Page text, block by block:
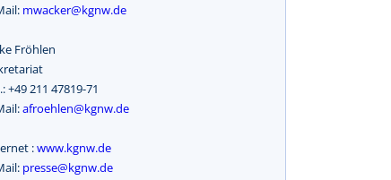
mwacker@kgnw.de
Fröhlen
+49 211 47819-71
afroehlen@kgnw.de
:www.kgnw.de
presse@kgnw.de